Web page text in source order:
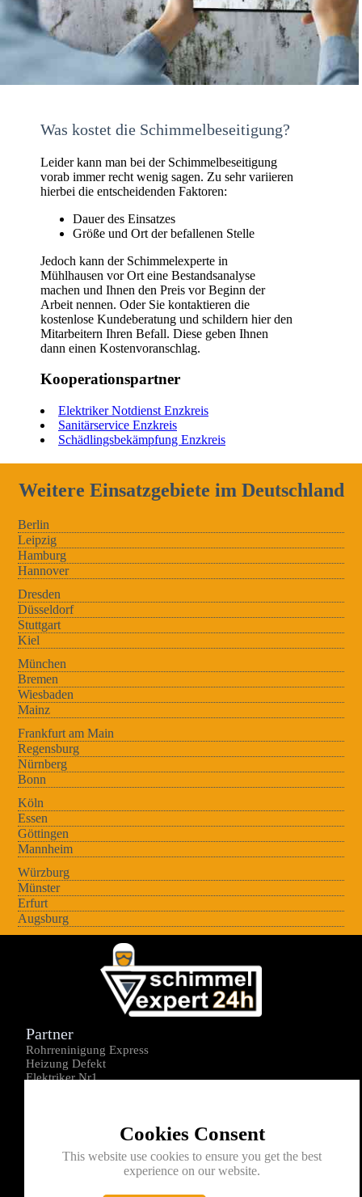
Was kostet die Schimmelbeseitigung?
Leider kann man bei der Schimmelbeseitigung
vorab immer recht wenig sagen. Zu sehr variieren
hierbei die entscheidenden Faktoren:
Dauer des Einsatzes
Größe und Ort der befallenen Stelle
Jedoch kann der Schimmelexperte in
Mühlhausen vor Ort eine Bestandsanalyse
machen und Ihnen den Preis vor Beginn der
Arbeit nennen. Oder Sie kontaktieren die
kostenlose Kundeberatung und schildern hier den
Mitarbeitern Ihren Befall. Diese geben Ihnen
dann einen Kostenvoranschlag.
Kooperationspartner
Elektriker Notdienst Enzkreis
Sanitärservice Enzkreis
Schädlingsbekämpfung Enzkreis
Weitere Einsatzgebiete im Deutschland
Berlin
Leipzig
Hamburg
Hannover
Dresden
Düsseldorf
Stuttgart
Kiel
München
Bremen
Wiesbaden
Mainz
Frankfurt am Main
Regensburg
Nürnberg
Bonn
Köln
Essen
Göttingen
Mannheim
Würzburg
Münster
Erfurt
Augsburg
Cookies Consent
This website use cookies to ensure you get the best
experience on our website.
Partner
Rohrreninigung Express
Heizung Defekt
Elektriker Nr1
Kontakt